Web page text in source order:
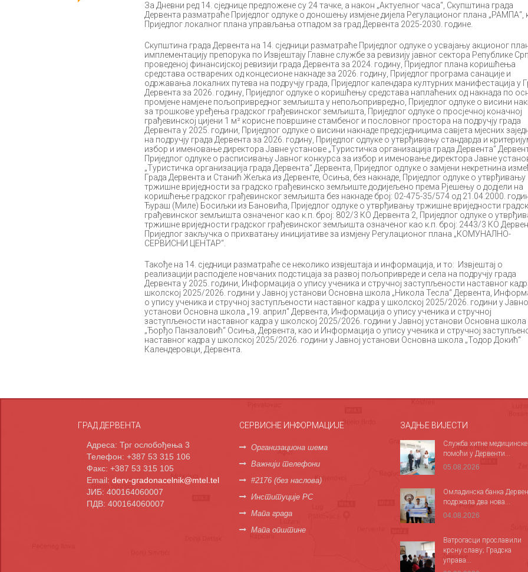
За Дневни ред 14. сједнице предложене су 24 тачке, а након „Актуелног часа“, Скупштина града
Дервента разматраће Приједлог одлуке о доношењу измјене дијела Регулационог плана „РАМПА“,
Приједлог локалног плана управљања отпадом за град Дервента 2025-2030. године.
Скупштина града Дервента на 14. сједници разматраће Приједлог одлуке о усвајању акционог
имплементацију препорука по Извјештају Главне службе за ревизију јавног сектора Републике
проведеној финансијској ревизији града Дервента за 2024. годину, Приједлог плана коришћења
средстава остварених од концесионе накнаде за 2026. годину, Приједлог програма санације и
одржавања локалних путева на подручју града, Приједлог календара културних манифестација у
Дервента за 2026. годину, Приједлог одлуке о коришћењу средстава наплаћених од накнада по
промјене намјене пољопривредног земљишта у непољопривредно, Приједлог одлуке о висини
за трошкове уређења градског грађевинског земљишта, Приједлог одлуке о просјечној коначној
грађевинској цијени 1 м² корисне површине стамбеног и пословног простора на подручју града
Дервента у 2025. години, Приједлог одлуке о висини накнаде предсједницима савјета мјесних
на подручју града Дервента за 2026. годину, Приједлог одлуке о утврђивању стандарда и
избор и именовање директора Јавне установе „Туристичка организација града Дервента“
Приједлог одлуке о расписивању Јавног конкурса за избор и именовање директора Јавне
„Туристичка организација града Дервента“ Дервента, Приједлог одлуке о замјени некретнина
Града Дервента и Станић Жељка из Дервенте, Осиња, без накнаде, Приједлог одлуке о утврђивању
тржишне вриједности за градско грађевинско земљиште додијељено према Рјешењу о додјели на
коришћење градског грађевинског земљишта без накнаде број: 02-475-35/574 од 21.04.2000.
Ђураш (Миле) Босиљки из Бановића, Приједлог одлуке о утврђивању тржишне вриједности
грађевинског земљишта означеног као к.п. број: 802/3 КО Дервента 2, Приједлог одлуке о
тржишне вриједности градског грађевинског земљишта означеног као к.п. број: 2443/3 КО
Приједлог закључка о прихватању иницијативе за измјену Регулационог плана „КОМУНАЛНО-
СЕРВИСНИ ЦЕНТАР“.
Такође на 14. сједници разматраће се неколико извјештаја и информација, и то: Извјештај о
реализацији расподјеле новчаних подстицаја за развој пољопривреде и села на подручју града
Дервента у 2025. години, Информација о упису ученика и стручној заступљености наставног
школској 2025/2026. години у Јавној установи Основна школа „Никола Тесла“ Дервента,
о упису ученика и стручној заступљености наставног кадра у школској 2025/2026. години у
установи Основна школа „19. април“ Дервента, Информација о упису ученика и стручној
заступљености наставног кадра у школској 2025/2026. години у Јавној установи Основна школа
„Ђорђо Панзаловић“ Осиња, Дервента, као и Информација о упису ученика и стручној
наставног кадра у школској 2025/2026. години у Јавној установи Основна школа „Тодор Докић“
Календеровци, Дервента.
ГРАД ДЕРВЕНТА
Адреса: Трг ослобођења 3
Телефон: +387 53 315 106
Факс: +387 53 315 105
Email: derv-gradonacelnik@mtel.tel
ЈИБ: 400164060007
ПДВ: 400164060007
СЕРВИСНЕ ИНФОРМАЦИЈЕ
Организациона шема
Важнији телефони
#2176 (без наслова)
Институције РС
Мапа града
Мапа општине
ЗАДЊЕ ВИЈЕСТИ
Служба хитне медицинске
помоћи у Дервенти...
05.08.2026
Омладинска банка
подржала два нова...
04.08.2026
Ватрогасци прославили
крсну славу; Градска
управа...